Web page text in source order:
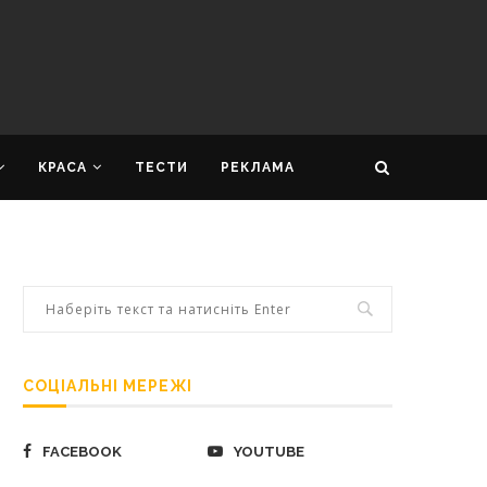
КРАСА ТЕСТИ РЕКЛАМА
СОЦІАЛЬНІ МЕРЕЖІ
FACEBOOK YOUTUBE